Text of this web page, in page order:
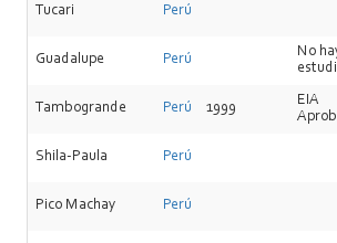
Tucari Perú
Guadalupe Perú
No
Tambogrande Perú 1999
EIA
Shila-Paula Perú
Pico Machay Perú